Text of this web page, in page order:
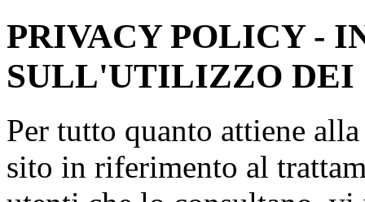
PRIVACY POLICY -
SULL'UTILIZZO DEI
Per tutto quanto attiene
sito in riferimento al